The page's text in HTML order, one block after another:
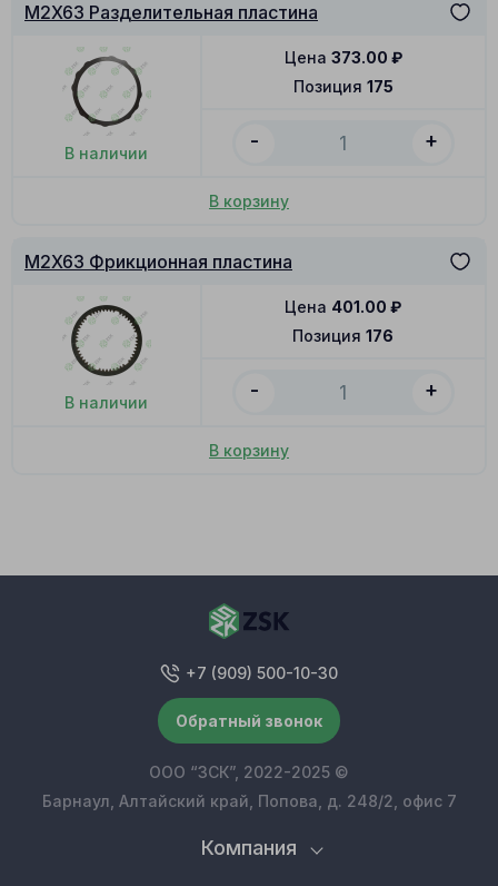
M2X63 Разделительная пластина
В наличии
Позиция 175
Цена 373.00 ₽
- +
В корзину
M2X63 Фрикционная пластина
В наличии
Позиция 176
Цена 401.00 ₽
- +
В корзину
Компания
+7 (909) 500-10-30
Обратный звонок
ООО “ЗСК”, 2022-2025 ©
Барнаул, Алтайский край, Попова, д. 248/2, офис 7